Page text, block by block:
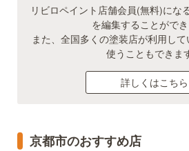
リビロペイント店舗会員(無料)にな
を編集することができ
また、全国多くの塗装店が利用し
使うこともできま
詳しくはこちら
京都市のおすすめ店